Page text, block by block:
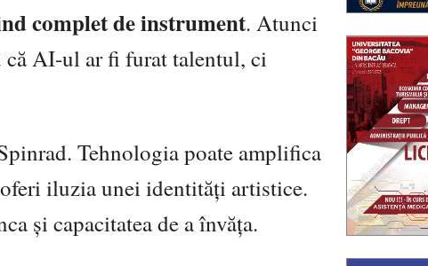
complet de instrument. Atunci
că AI-ul ar fi furat talentul, ci
Tehnologia poate amplifica
iluzia unei identități artistice.
și capacitatea de a învăța.